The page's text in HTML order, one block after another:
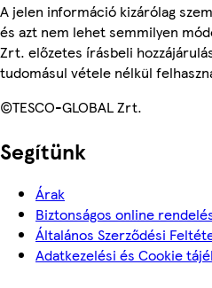
A jelen információ kizárólag
és azt nem lehet semmilyen
Zrt. előzetes írásbeli
tudomásul vétele nélkül
©TESCO-GLOBAL Zrt.
Segítünk
Árak
Biztonságos online
Általános Szerződési
Adatkezelési és Cookie